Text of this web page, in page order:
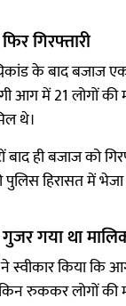
गिरफ्तारी
के बाद बजाज
आग में 21 लोगों की
थे।
ही बजाज को
हिरासत में भेजा
गया था
किया कि
रुककर लोगों